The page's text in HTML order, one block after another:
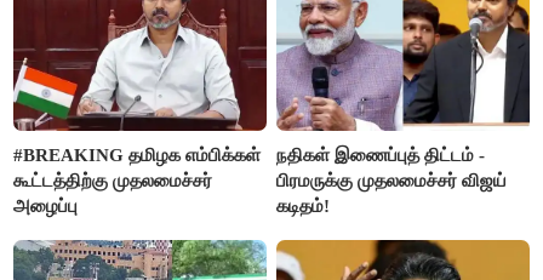
#BREAKING தமிழக எம்பிக்கள்
கூட்டத்திற்கு முதலமைச்சர்
அழைப்பு
நதிகள் இணைப்புத் திட்டம் -
பிரமருக்கு முதலமைச்சர் விஜய்
கடிதம்!